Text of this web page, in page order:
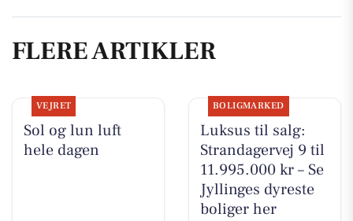
FLERE ARTIKLER
VEJRET
Sol og lun luft
hele dagen
BOLIGMARKED
Luksus til salg:
Strandagervej 9 til
11.995.000 kr – Se
Jyllinges dyreste
boliger her